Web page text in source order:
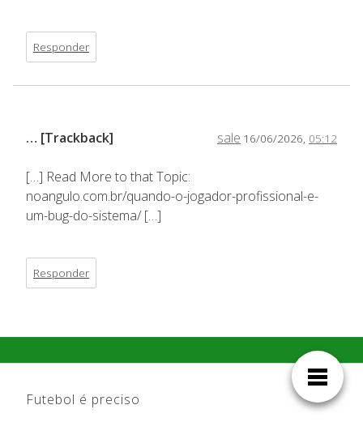
Responder
sale 16/06/2026, 05:12
… [Trackback]
[…] Read More to that Topic:
noangulo.com.br/quando-o-jogador-profissional-e-
um-bug-do-sistema/ […]
Responder
Futebol é preciso